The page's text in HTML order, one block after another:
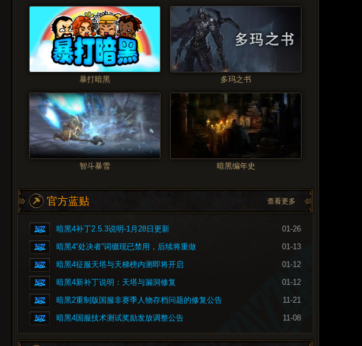
暴打暗黑 多玛之书
智斗暴雪 暗黑编年史
官方蓝贴 查看更多
暗黑4补丁2.5.3说明-1月28日更新
01-26
暗黑4“处决者”词缀现已禁用，后续将重做
01-13
暗黑4征服天塔与天梯榜内测即将开启
01-12
暗黑4新补丁说明：天塔与漏洞修复
01-12
暗黑2重制版国服非赛季人物存档问题的修复公告
11-21
暗黑4国服技术测试奖励发放调整公告
11-08